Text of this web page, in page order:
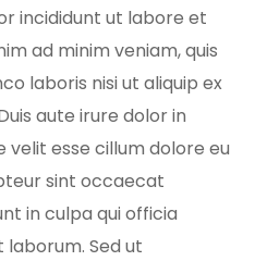
incididunt ut labore et
ad minim veniam, quis
laboris nisi ut aliquip ex
aute irure dolor in
esse cillum dolore eu
sint occaecat
in culpa qui officia
Sed ut